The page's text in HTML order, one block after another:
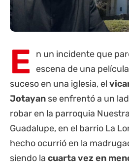
E
n un incidente que
escena de una
suceso en una iglesia, el
Jotayan se enfrentó a un
robar en la parroquia
Guadalupe, en el barrio La
hecho ocurrió en la
siendo la cuarta vez en